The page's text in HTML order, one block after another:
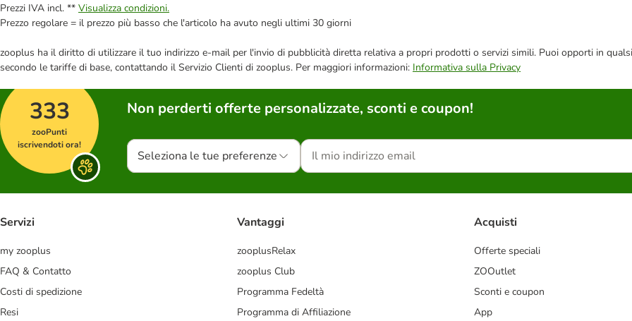
Prezzi IVA incl. ** Visualizza condizioni.
Prezzo regolare = il prezzo più basso che l'articolo ha avuto negli ultimi 30 giorni
zooplus ha il diritto di utilizzare il tuo indirizzo e-mail per l'invio di pubblicità diretta relativa a propri prodotti o servizi simili. Puoi opporti in
secondo le tariffe di base, contattando il Servizio Clienti di zooplus. Per maggiori informazioni: Informativa sulla Privacy
333
zooPunti
iscrivendoti ora!
Non perderti offerte personalizzate, sconti e coupon!
Seleziona le tue preferenze
Servizi
my zooplus
FAQ & Contatto
Costi di spedizione
Resi
Vantaggi
zooplusRelax
zooplus Club
Programma Fedeltà
Programma di Affiliazione
Acquisti
Offerte speciali
ZOOutlet
Sconti e coupon
App